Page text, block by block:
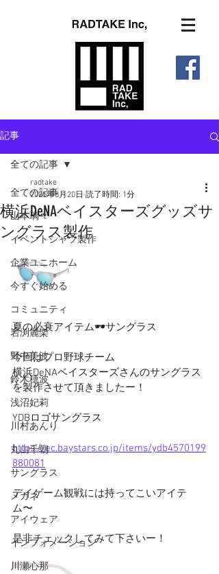
記事
全ての記事
山本璃々
イベントシャツ製作
企業ユニホーム
今すぐ始める
コミュニティ
岩渕麗楽
野中美波
鈴木穂波
浅沼妃莉
川村あんり
丸山千朝
サングラス
メガネ
アイウェア
インフォメーション
川瀬心那
全ての記事
横浜DeNAベイスターズグッズサ
ングラス製作
radtake
2025年8月20日 読了時間: 1分
夏の必衰アイテム🕶️サングラス
今回はプロ野球チーム
横浜DeNAベイスターズさんのサングラス
を製作させて頂きましたー！
YDBロゴサングラス
https://ec.baystars.co.jp/items/ydb4570199
880081
デイゲーム観戦には持ってこいアイテ
ム〜
是非チェックしてみて下さいー！